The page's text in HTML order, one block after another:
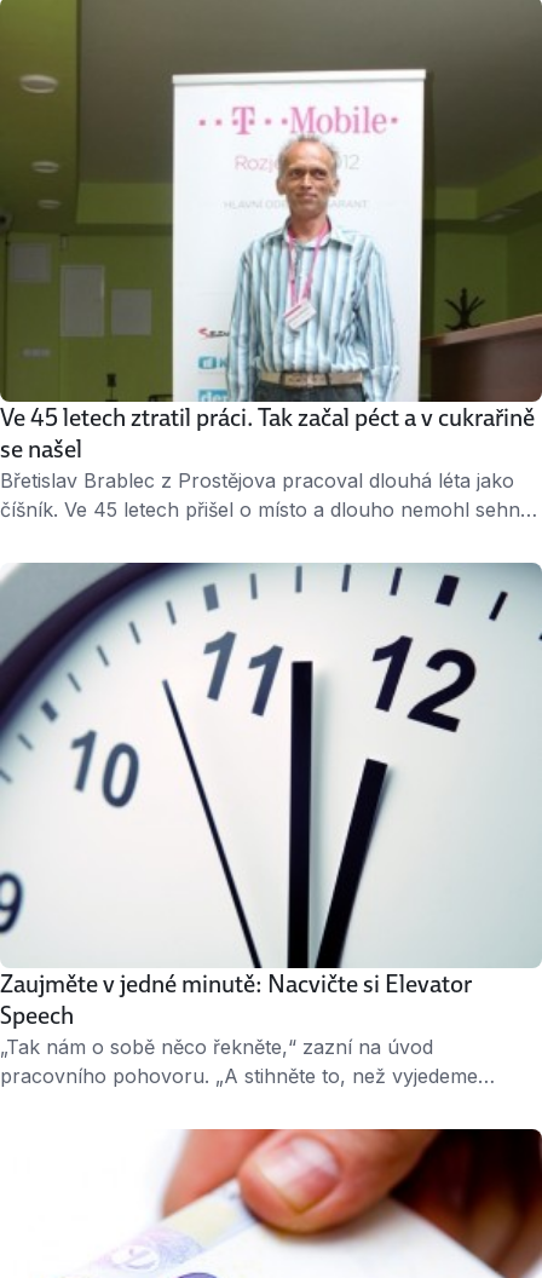
Ve 45 letech ztratil práci. Tak začal péct a v cukrařině
se našel
Břetislav Brablec z Prostějova pracoval dlouhá léta jako
číšník. Ve 45 letech přišel o místo a dlouho nemohl sehnat
obchod s potřebami pro cukráře. Nejen ten, ale i nabízené
kurzy zdobení čokoládou mají velký úspěch. Do
budoucna chce Břetislav otevřít kavárnu a výrobnu dortů.
Svými nápady a …
Zaujměte v jedné minutě: Nacvičte si Elevator
Speech
„Tak nám o sobě něco řekněte,“ zazní na úvod
pracovního pohovoru. „A stihněte to, než vyjedeme
nezbývá vám, než spustit. „Jsem flexibilní a kreativní.
V posledních čtyřech letech jsem pracoval jako obchodní
zástupce…“ Opravdu si myslíte, že tak získáte své
vysněné místo? Ve skutečnosti jste právě použili …